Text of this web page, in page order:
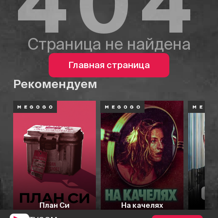
Страница не найдена
Главная страница
Рекомендуем
План Си На качелях